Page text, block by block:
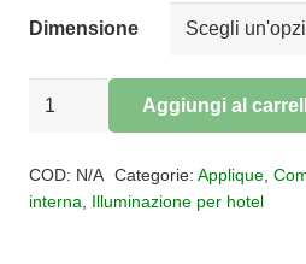
Dimensione
Applique
ROUND
Aggiungi al
COD: N/A Categorie: Applique,
interna
Illuminazione per hotel